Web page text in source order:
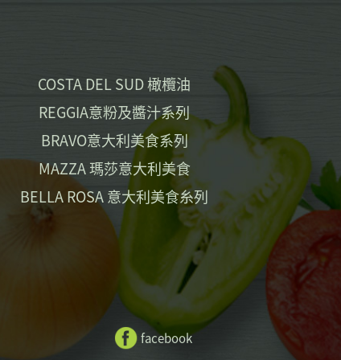
COSTA DEL SUD 橄欖油
REGGIA意粉及醬汁系列
BRAVO意大利美食系列
MAZZA 瑪莎意大利美食
BELLA ROSA 意大利美食糸列
facebook